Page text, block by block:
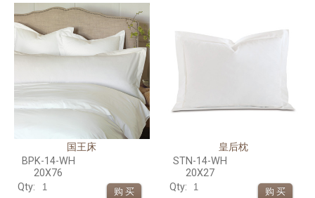
国王床
BPK-14-WH
20X76
Qty:
皇后枕
STN-14-WH
20X27
Qty: